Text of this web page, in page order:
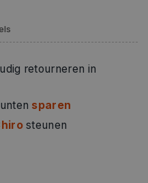
retourneren in
sparen
steunen